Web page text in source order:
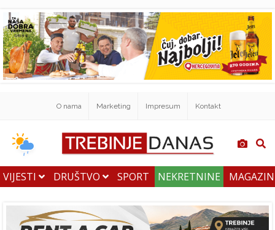
O nama Marketing Impresum Kontakt
VIJESTI DRUŠTVO SPORT NEKRETNINE